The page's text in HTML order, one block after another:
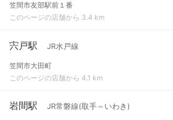
笠間市友部駅前１番
このページの店舗から 3.4 km
宍戸駅 JR水戸線
笠間市大田町
このページの店舗から 4.1 km
岩間駅 JR常磐線(取手～いわき)